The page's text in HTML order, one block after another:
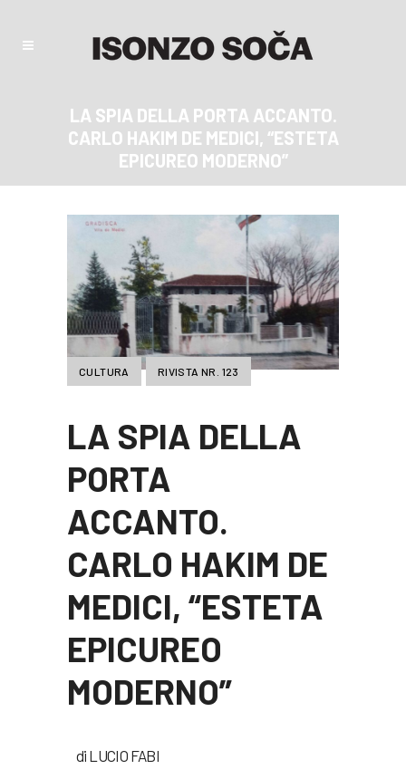
LA SPIA DELLA PORTA ACCANTO.
CARLO HAKIM DE MEDICI, “ESTETA
EPICUREO MODERNO”
CULTURA RIVISTA NR. 123
LA SPIA DELLA
PORTA
ACCANTO.
CARLO HAKIM DE
MEDICI, “ESTETA
EPICUREO
MODERNO”
di LUCIO FABI